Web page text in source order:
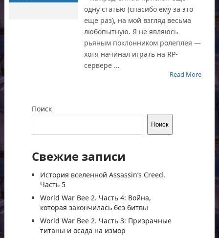
одну статью (спасибо ему за это
еще раз), на мой взгляд весьма
любопытную. Я не являюсь
рьяным поклонником ролеплея —
хотя начинал играть на RP-
сервере …
Read More
Поиск
Поиск
Свежие записи
История вселенной Assassin’s Creed.
Часть 5
World War Bee 2. Часть 4: Война,
которая закончилась без битвы
World War Bee 2. Часть 3: Призрачные
титаны и осада на измор